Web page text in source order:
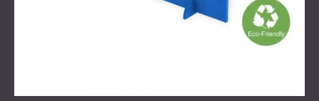
ausgewogenes akustisches Profil des Raumes, ohne dass
bauliche Veränderungen erforderlich waren. Das Forthnet-
Akustikelemente die Klangumgebung jedes